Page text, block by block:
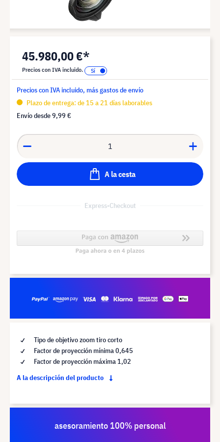
45.980,00 €*
Precios con IVA incluido.
Precios con IVA incluido, más gastos de envío
Plazo de entrega: de 15 a 21 días laborables
Envío desde9,99 €
A la cesta
Express-Checkout
Tipo de objetivo zoom tiro corto
Factor de proyección mínima 0,645
Factor de proyección máxima 1,02
A la descripción del producto
asesoramiento 100% personal